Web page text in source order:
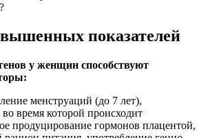
показателей
у женщин способствуют
менструаций (до 7 лет),
во время которой происходит
продуцирование гормонов плацентой,